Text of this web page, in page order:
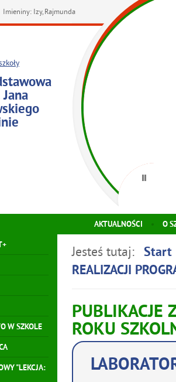
Imieniny: Izy, Rajmunda
AKTUALNOŚCI O
W SZKOLE
"LEKCJA:
Jesteś tutaj: Start
REALIZACJI
PUBLIKACJE
ROKU